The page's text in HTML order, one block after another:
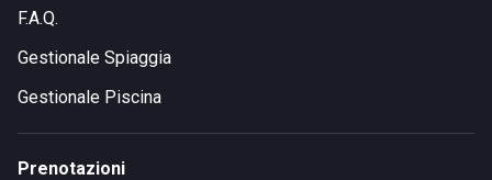
regione veneziana, accanto all'Isola della Donzella. La
distanza da Porto Tolle è di 25 minuti inmacchina, ma il
panorama e l'esperienza valgono assolutamente la pena.
F.A.Q.
Gestionale Spiaggia
Gestionale Piscina
Prenotazioni